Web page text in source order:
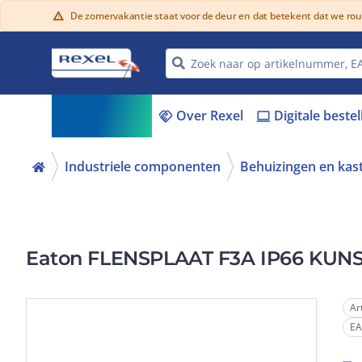
warning De zomervakantie staat voor de deur en dat betekent dat we
handshake Over Rexel laptop Digitale
Industriele componenten Behuizingen en
Eaton FLENSPLAAT F3A IP66